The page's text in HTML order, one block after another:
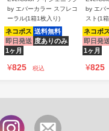
by エバーカラー スフレコ
ーラル(1箱1枚入り)
ネコポス 送料無料
即日発送 度ありのみ
1ヶ月
¥825 税込
by エバ
スト(1
ネコポ
即日発
1ヶ月
¥825